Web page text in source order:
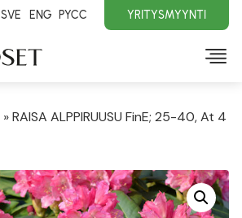
SVE ENG PYCC YRITYSMYYNTI
»RAISA ALPPIRUUSU FinE; 25-40, At 4